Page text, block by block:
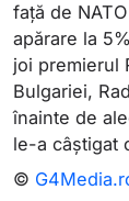
față de
apărare la
joi premierul
Bulgariei,
înainte de
le-a câștigat
©